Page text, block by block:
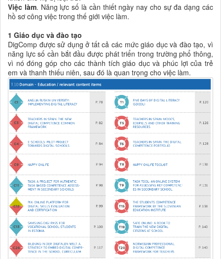
Việc làm. Năng lực số là cần thiết ngày nay cho sự đa dạng các
hồ sơ công việc trong thế giới việc làm.
1 Giáo dục và đào tạo
DigComp được sử dụng ở tất cả các mức giáo dục và đào tạo, vì
năng lực số cần bắt đầu được phát triển trong trường phổ thông,
vì nó đóng góp cho các thành tích giáo dục và phúc lợi của trẻ
em và thanh thiếu niên, sau đó là quan trọng cho việc làm.